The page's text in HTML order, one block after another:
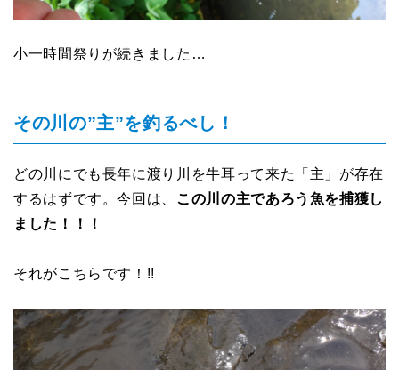
小一時間祭りが続きました…
その川の”主”を釣るべし！
どの川にでも長年に渡り川を牛耳って来た「主」が存在
するはずです。今回は、 この川の主であろう魚を捕獲し
ました！！！
それがこちらです！!!